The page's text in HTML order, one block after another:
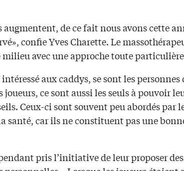
augmentent, de ce fait nous avons cette
confie Yves Charette. Le
milieu avec une approche toute
intéressé aux caddys, se sont les
joueurs, ce sont aussi les seuls à pouvoir
Ceux-ci sont souvent peu abordés par
santé, car ils ne constituent pas une
pris l’initiative de leur proposer